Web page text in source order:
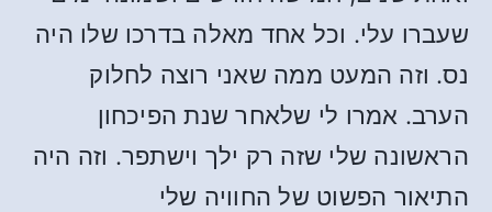
שעברו עלי. וכל אחד מאלה בדרכו שלו היה
נס. וזה המעט ממה שאני רוצה לחלוק
הערב. אמרו לי שלאחר שנת הפיכחון
הראשונה שלי שזה רק ילך וישתפר. וזה היה
התיאור הפשוט של החוויה שלי